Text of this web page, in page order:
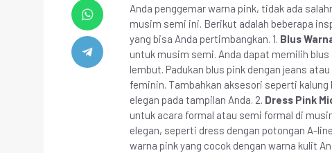
Anda penggemar warna pink, tidak ada
musim semi ini. Berikut adalah beberapa
yang bisa Anda pertimbangkan. 1. Blus
untuk musim semi. Anda dapat memilih
lembut. Padukan blus pink dengan jeans
feminin. Tambahkan aksesori seperti
elegan pada tampilan Anda. 2. Dress Pink
untuk acara formal atau semi formal di
elegan, seperti dress dengan potongan A-
warna pink yang cocok dengan warna kulit